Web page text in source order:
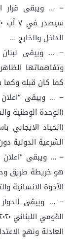
– … ويبقى قرار
الداخل والخارج …
– … ويبقى لبنان
وتفاهماتها
كما كان قبله
الشرعية الدولية
هو خريطة طريق
الأخوة الانسانية
– … ويبقى الحوار
العادلة ونهج